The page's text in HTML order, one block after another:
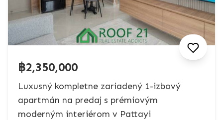
฿2,350,000
Luxusný kompletne zariadený 1-izbový
apartmán na predaj s prémiovým
moderným interiérom v Pattayi